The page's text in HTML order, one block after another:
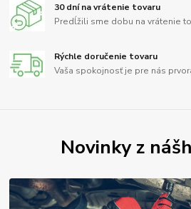
30 dní na vrátenie tovaru
Predĺžili sme dobu na vrátenie
Rýchle doručenie tovaru
Vaša spokojnosť je pre nás
Novinky z